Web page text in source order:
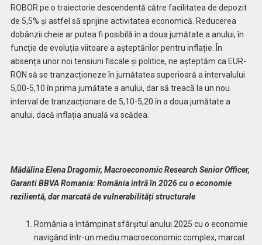
ROBOR pe o traiectorie descendentă către facilitatea de depozit
de 5,5% și astfel să sprijine activitatea economică. Reducerea
dobânzii cheie ar putea fi posibilă în a doua jumătate a anului, în
funcție de evoluția viitoare a așteptărilor pentru inflație. În
absența unor noi tensiuni fiscale și politice, ne așteptăm ca EUR-
RON să se tranzacționeze în jumătatea superioară a intervalului
5,00-5,10 în prima jumătate a anului, dar să treacă la un nou
interval de tranzacționare de 5,10-5,20 în a doua jumătate a
anului, dacă inflația anuală va scădea.
Mădălina Elena Dragomir, Macroeconomic Research Senior Officer,
Garanti BBVA Romania: România intră în 2026 cu o economie
rezilientă, dar marcată de vulnerabilități structurale
România a întâmpinat sfârșitul anului 2025 cu o economie
navigând într-un mediu macroeconomic complex, marcat